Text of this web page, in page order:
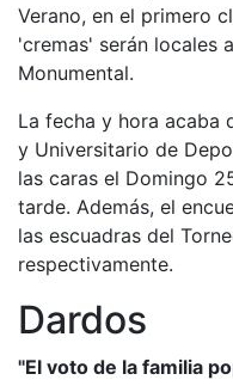
Verano, en el primero
'cremas' serán locales
Monumental.
La fecha y hora acaba
y Universitario de
las caras el Domingo
tarde. Además, el
las escuadras del
respectivamente.
Dardos
"El voto de la familia